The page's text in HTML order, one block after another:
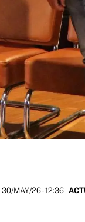
30/MAY/26- 12:36